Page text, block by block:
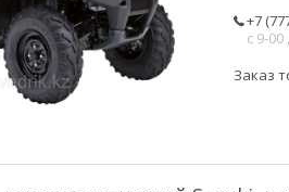
+7
с 9-
Заказ